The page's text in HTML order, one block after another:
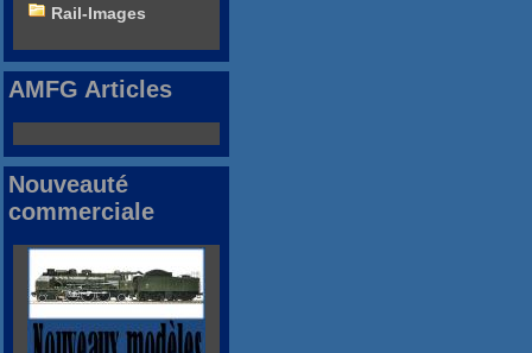
Rail-Images
AMFG Articles
Nouveauté
commerciale